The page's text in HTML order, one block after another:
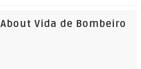
About Vida de Bombeiro